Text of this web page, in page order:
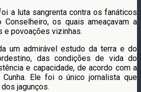
a luta sangrenta contra os fanáticos
Conselheiro, os quais ameaçavam a
e povoações vizinhas.
um admirável estudo da terra e do
das condições de vida do
e capacidade, de acordo com a
Ele foi o único jornalista que
jagunços.